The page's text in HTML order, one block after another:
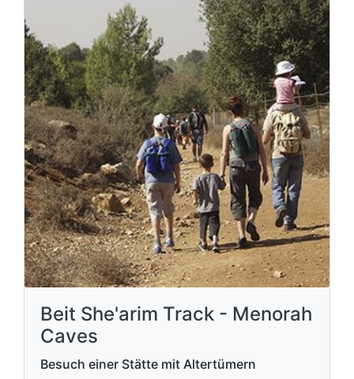
Beit She'arim Track - Menorah
Caves
Besuch einer Stätte mit Altertümern